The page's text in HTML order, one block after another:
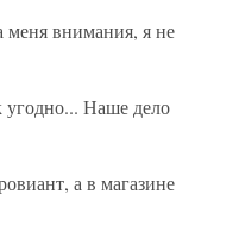
внимания, я не
Наше дело
а в магазине